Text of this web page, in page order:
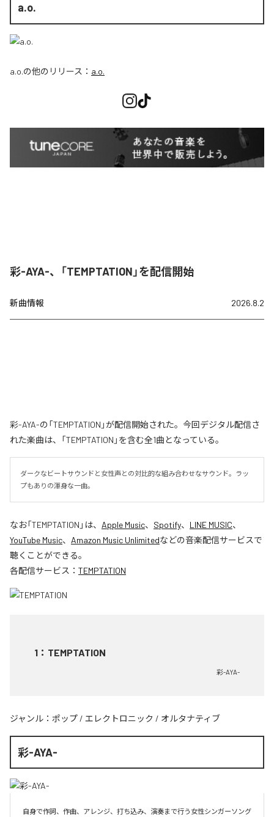
a.o.
a.o.の他のリリース： a.o.
彩-AYA-、「TEMPTATION」を配信開始
新曲情報 2026.8.2
彩-AYA-の「TEMPTATION」が配信開始された。今回デジタル配信さ
れた楽曲は、「TEMPTATION」を含む全1曲となっている。
ダークなビートサウンドと女性声との対比的な組み合わせなサウンド。ラッ
プもありの渾身な一曲。
なお「TEMPTATION 」は、 Apple Music、 Spotify、 LINE MUSIC、
YouTube Music、 Amazon Music Unlimitedなどの音楽配信サービスで
聴くことができる。
各配信サービス： TEMPTATION
1 ： TEMPTATION
彩-AYA-
ジャンル： ポップ / エレクトロニック / オルタナティブ
彩-AYA-
自身で作詞、作曲、アレンジ、打ち込み、演奏まで行う女性シンガーソング